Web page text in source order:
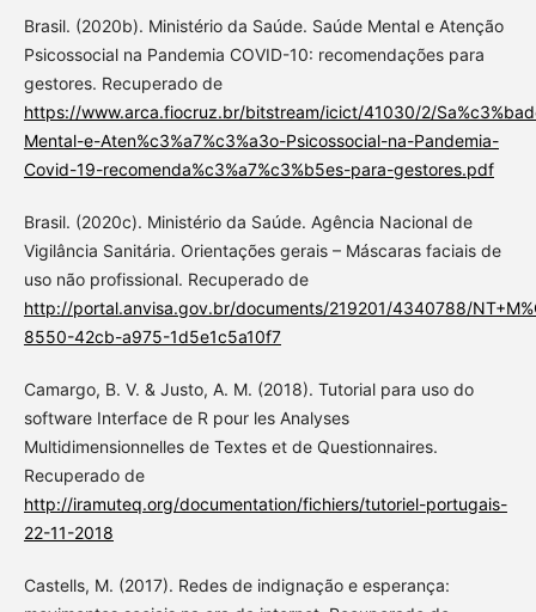
Brasil. (2020b). Ministério da Saúde. Saúde Mental e Atenção
Psicossocial na Pandemia COVID-10: recomendações para
gestores. Recuperado de
https://www.arca.fiocruz.br/bitstream/icict/41030/2/
Mental-e-Aten%c3%a7%c3%a3o-Psicossocial-na-Pandemia-
Covid-19-recomenda%c3%a7%c3%b5es-para-gestores.pdf
Brasil. (2020c). Ministério da Saúde. Agência Nacional de
Vigilância Sanitária. Orientações gerais – Máscaras faciais de
uso não profissional. Recuperado de
http://portal.anvisa.gov.br/documents/219201/4340788/
8550-42cb-a975-1d5e1c5a10f7
Camargo, B. V. & Justo, A. M. (2018). Tutorial para uso do
software Interface de R pour les Analyses
Multidimensionnelles de Textes et de Questionnaires.
Recuperado de
http://iramuteq.org/documentation/fichiers/tutoriel-portugais-
22-11-2018
Castells, M. (2017). Redes de indignação e esperança: